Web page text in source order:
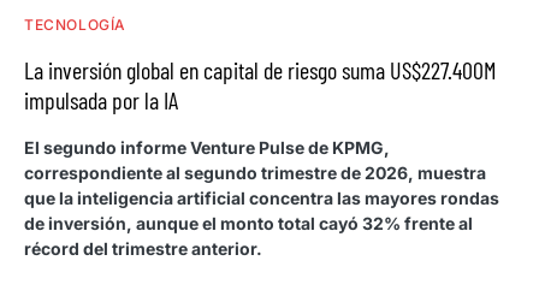
TECNOLOGÍA
La inversión global en capital de riesgo suma US$227.400M
impulsada por la IA
El segundo informe Venture Pulse de KPMG,
correspondiente al segundo trimestre de 2026, muestra
que la inteligencia artificial concentra las mayores rondas
de inversión, aunque el monto total cayó 32% frente al
récord del trimestre anterior.